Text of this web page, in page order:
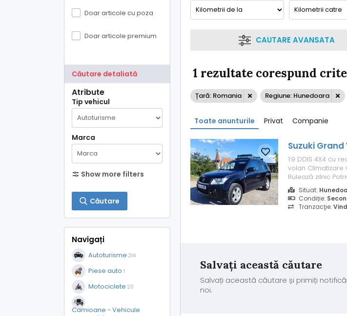
Doar articole cu poza
Doar articole premium
Căutare detaliată
Atribute
Tip vehicul
Marca
Show more filters
Căutare
Navigați
Autoturisme 214
Piese auto 1
Motociclete 20
Camioane - Vehicule
CAUTARE AVANSATA
1 rezultate corespund
Țară: Romania Regiune: Hunedoara
Toate anunturile Privat Companie
Suzuki
1.9 DDIS 4X4 cu
volan Climatizare
Rulează zilnic
actele sunt la zi
Situat:
Condiție:
Tranzacţie:
Salvați această căutare
Salvați această căutare și primiți
noi.